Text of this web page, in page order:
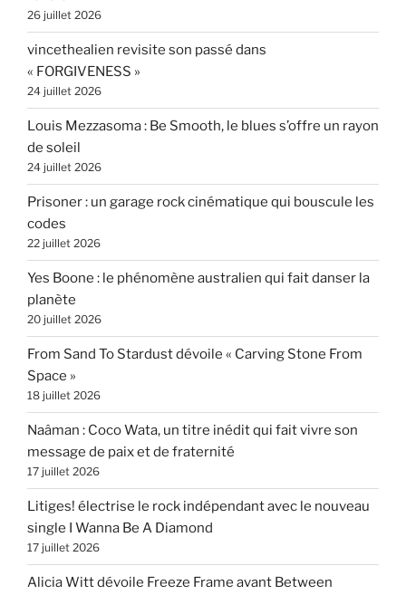
26 juillet 2026
vincethealien revisite son passé dans
« FORGIVENESS »
24 juillet 2026
Louis Mezzasoma : Be Smooth, le blues s’offre un rayon
de soleil
24 juillet 2026
Prisoner : un garage rock cinématique qui bouscule les
codes
22 juillet 2026
Yes Boone : le phénomène australien qui fait danser la
planète
20 juillet 2026
From Sand To Stardust dévoile « Carving Stone From
Space »
18 juillet 2026
Naâman : Coco Wata, un titre inédit qui fait vivre son
message de paix et de fraternité
17 juillet 2026
Litiges! électrise le rock indépendant avec le nouveau
single I Wanna Be A Diamond
17 juillet 2026
Alicia Witt dévoile Freeze Frame avant Between